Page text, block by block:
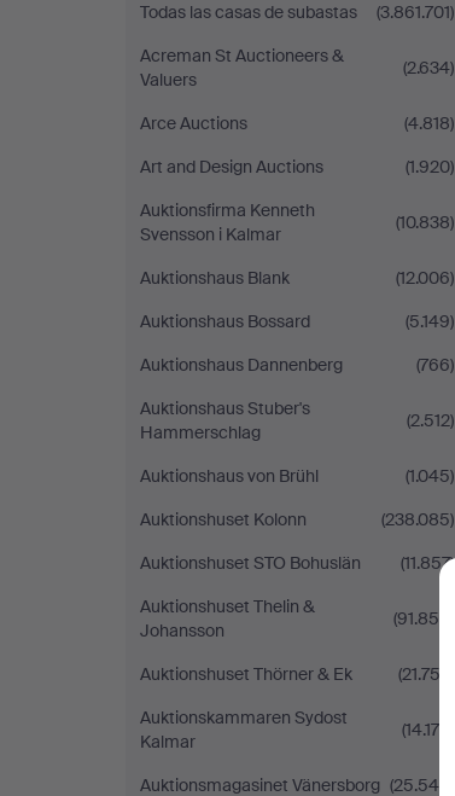
Todas las casas de subastas
(3.861.701)
Acreman St Auctioneers &
Valuers
(2.634)
Arce Auctions
(4.818)
Art and Design Auctions
(1.920)
Auktionsfirma Kenneth
Svensson i Kalmar
(10.838)
Auktionshaus Blank
(12.006)
Auktionshaus Bossard
(5.149)
Auktionshaus Dannenberg
(766)
Auktionshaus Stuber's
Hammerschlag
(2.512)
Auktionshaus von Brühl
(1.045)
Auktionshuset Kolonn
(238.085)
Auktionshuset STO Bohuslän
(11.857)
Auktionshuset Thelin &
Johansson
(91.855)
Auktionshuset Thörner & Ek
(21.752)
Auktionskammaren Sydost
Kalmar
(14.175)
Auktionsmagasinet Vänersborg (25.540)